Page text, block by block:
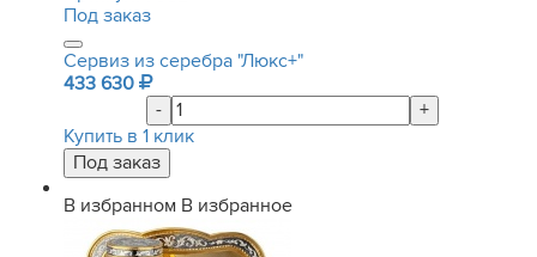
Под заказ
Сервиз из серебра "Люкс+"
433 630
-
+
Купить в 1 клик
В избранном В избранное